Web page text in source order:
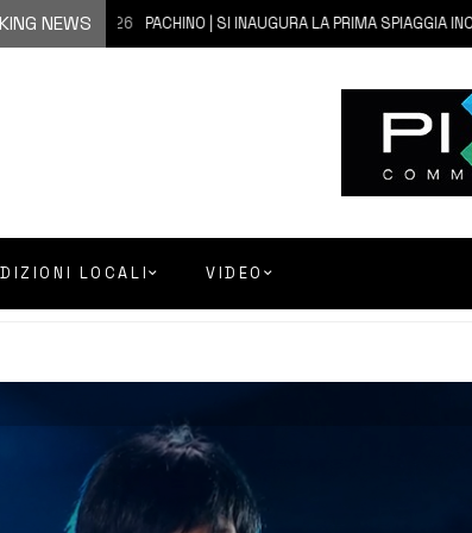
NEWS
2026 PACHINO | SI INAUGURA LA PRIMA SPIAGGIA
LOCALI VIDEO